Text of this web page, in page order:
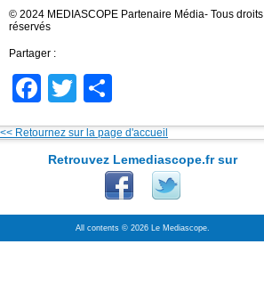
© 2024 MEDIASCOPE Partenaire Média- Tous droits
réservés
Partager :
Facebook
Twitter
<< Retournez sur la page d'accueil
Retrouvez Lemediascope.fr sur
All contents © 2026 Le Mediascope.